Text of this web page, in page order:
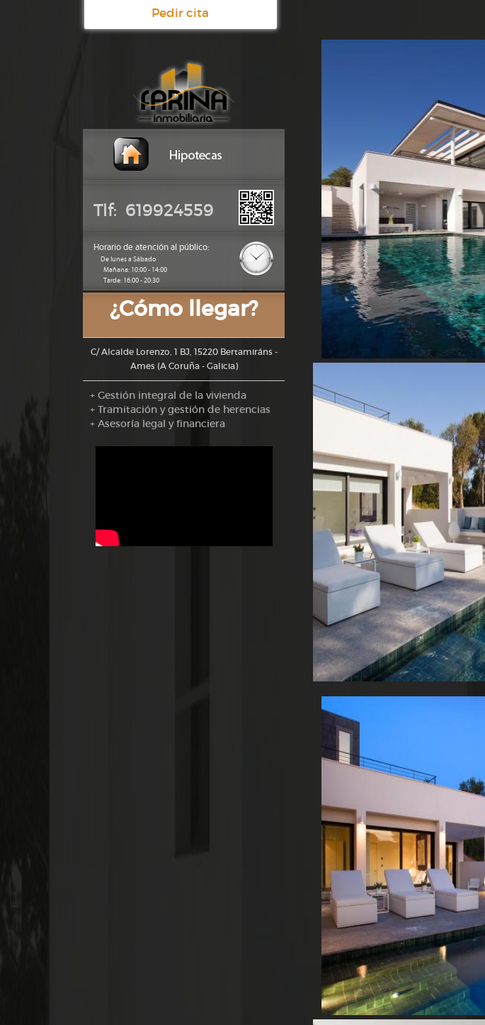
Pedir cita
Tlf: 619924559
Horario de atención al público:
De lunes a Sábado
Mañana: 10:00 - 14:00
Tarde: 16:00 - 20:30
¿Cómo llegar?
C/ Alcalde Lorenzo, 1 BJ, 15220 Bertamiráns -
Ames (A Coruña - Galicia)
+ Gestión integral de la vivienda
+ Tramitación y gestión de herencias
+ Asesoría legal y financiera